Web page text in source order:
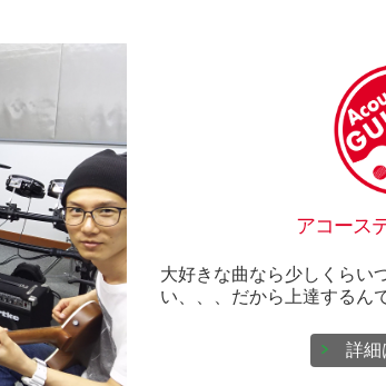
アコース
大好きな曲なら少しくらい
い、、、だから上達するん
詳細